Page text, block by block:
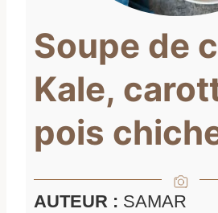
Soupe de
Kale,
pois
AUTEUR : SAMAR